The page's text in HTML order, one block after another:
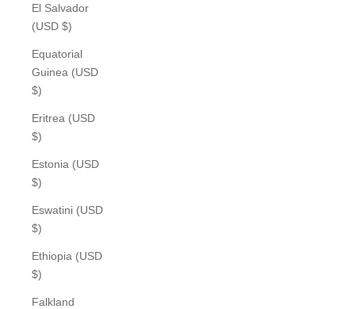
El Salvador
(USD $)
Equatorial
Guinea (USD
$)
Eritrea (USD
$)
Estonia (USD
$)
Eswatini (USD
$)
Ethiopia (USD
$)
Falkland